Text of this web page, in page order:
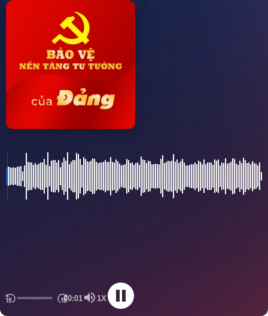
00:01 1X